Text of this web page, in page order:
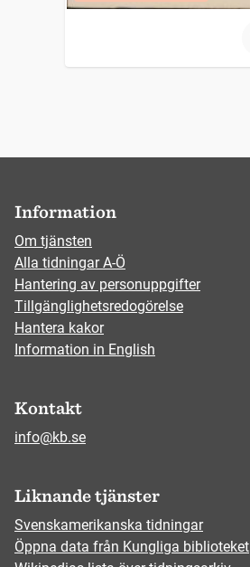
Information
Om tjänsten
Alla tidningar A-Ö
Hantering av personuppgifter
Tillgänglighetsredogörelse
Hantera kakor
Information in English
Kontakt
info@kb.se
Liknande tjänster
Svenskamerikanska tidningar
Öppna data från Kungliga biblioteket